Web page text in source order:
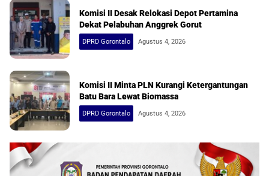
Komisi II Desak Relokasi Depot Pertamina
Dekat Pelabuhan Anggrek Gorut
DPRD Gorontalo Agustus 4, 2026
Komisi II Minta PLN Kurangi Ketergantungan
Batu Bara Lewat Biomassa
DPRD Gorontalo Agustus 4, 2026